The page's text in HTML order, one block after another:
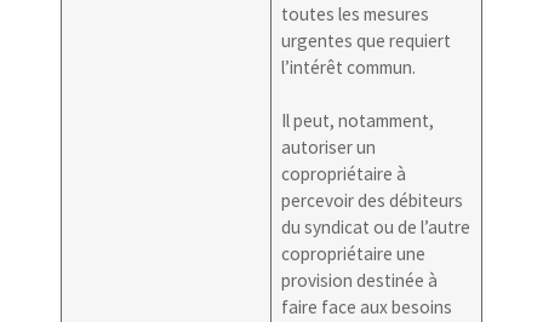
toutes les mesures
urgentes que requiert
l’intérêt commun.
Il peut, notamment,
autoriser un
copropriétaire à
percevoir des débiteurs
du syndicat ou de l’autre
copropriétaire une
provision destinée à
faire face aux besoins